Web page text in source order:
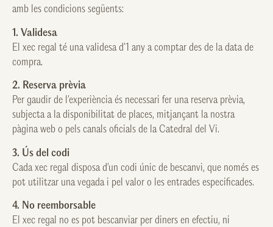
amb les condicions següents:
1. Validesa
El xec regal té una validesa d’1 any a comptar des de la data de
compra.
2. Reserva prèvia
Per gaudir de l’experiència és necessari fer una reserva prèvia,
subjecta a la disponibilitat de places, mitjançant la nostra
pàgina web o pels canals oficials de la Catedral del Vi.
3. Ús del codi
Cada xec regal disposa d’un codi únic de bescanvi, que només es
pot utilitzar una vegada i pel valor o les entrades especificades.
4. No reemborsable
El xec regal no es pot bescanviar per diners en efectiu, ni